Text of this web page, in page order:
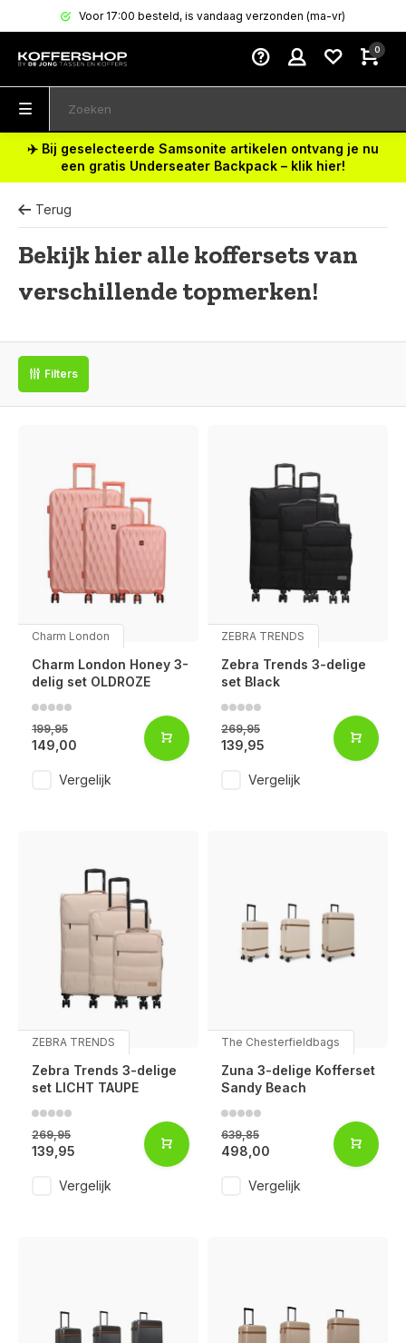
Voor 17:00 besteld, is vandaag verzonden (ma-vr)
0
✈️ Bij geselecteerde Samsonite artikelen ontvang je nu
een gratis Underseater Backpack – klik hier!
Terug
Bekijk hier alle koffersets van
verschillende topmerken!
Filters
Charm London
Charm London Honey 3-
delig set OLDROZE
199,95
149,00
Vergelijk
ZEBRA TRENDS
Zebra Trends 3-delige
set Black
269,95
139,95
Vergelijk
ZEBRA TRENDS
Zebra Trends 3-delige
set LICHT TAUPE
269,95
139,95
Vergelijk
The Chesterfieldbags
Zuna 3-delige Kofferset
Sandy Beach
639,85
498,00
Vergelijk